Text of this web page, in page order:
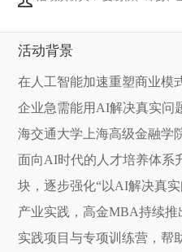
活动背景
在人工智能加速重塑商业模
企业急需能用AI解决真实问
海交通大学上海高级金融学
面向AI时代的人才培养体系
块，逐步强化“以AI解决真
产业实践，高金MBA持续
实践项目与专项训练营，帮